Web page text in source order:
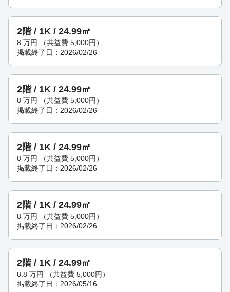
2階 / 1K / 24.99㎡
8 万円
（共益費 5,000円）
掲載終了日：2026/02/26
2階 / 1K / 24.99㎡
8 万円
（共益費 5,000円）
掲載終了日：2026/02/26
2階 / 1K / 24.99㎡
8 万円
（共益費 5,000円）
掲載終了日：2026/02/26
2階 / 1K / 24.99㎡
8 万円
（共益費 5,000円）
掲載終了日：2026/02/26
2階 / 1K / 24.99㎡
8.8 万円
（共益費 5,000円）
掲載終了日：2026/05/16